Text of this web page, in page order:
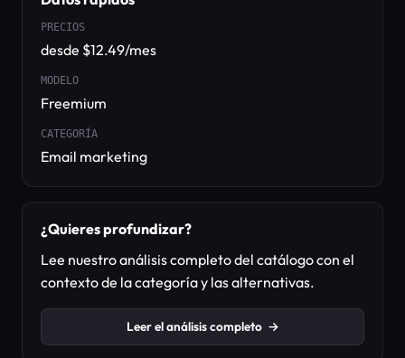
PRECIOS
desde $12.49/mes
MODELO
Freemium
CATEGORÍA
Email marketing
¿Quieres profundizar?
Lee nuestro análisis completo del catálogo con el
contexto de la categoría y las alternativas.
Leer el análisis completo →